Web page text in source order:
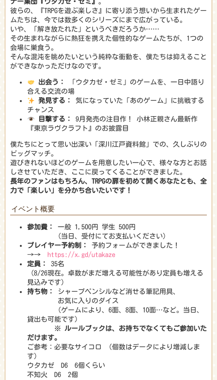
ナー集団『ウタカゼ・ゼミ』 。
彼らの、『TRPGを遊ぶ楽しさ』に寄り添う想いから生まれたゲー
ムたちは、今では数多くのシリーズにまで広がっている。
いや、「解き放たれた」というべきだろうか……
その生まれながらに熱狂を携えた個性的なゲームたちが、1つの
会場に巣食う。
そんな混沌を眺めたいという純粋な衝動を、僕たちは抑えること
ができなかっただけなのです。
出会う：
「ウタカゼ・ゼミ」のゲームを、一日中語り
合える交流の場
発見する：
気になっていた「あのゲーム」に挑戦する
チャンス
目撃する：
9月発売の注目作！ 小林正親さん最新作
『東京ラヴクラフト』のお披露目
僕たちにとって思い出深い「深川江戸資料館」での、久しぶりの
ビッグマッチ。
遊びきれないほどのゲームを用意したい一心で、様々な方とお話
しさせていただき、ここに戻ってくることができました。
長年のファンはもちろん、TRPGの扉を初めて開くあなたとも、全
力で「楽しい」を分かち合いたいです！
イベント概要
参加費：
一般 1,500円 学生 500円
（当日、受付にてお支払いください）
プレイヤー予約制：
予約フォームができました！
→→
https://x.gd/utakaze
定員：
35名
（8/26現在。卓数がまだ増える可能性があり定員も増える
見込みです）
持ち物：
シャープペンシルなど消せる筆記用具、
お気に入りのダイス
（ゲームにより、6面、8面、10面…など。当日、
貸出も可能です）
※ ルールブックは、お持ちでなくてもご参加いた
だけます。
ご参考：必要なサイコロ （個数はデータにより増減しま
す）
ウタカゼ D6 6個くらい
不知火 D6 2個